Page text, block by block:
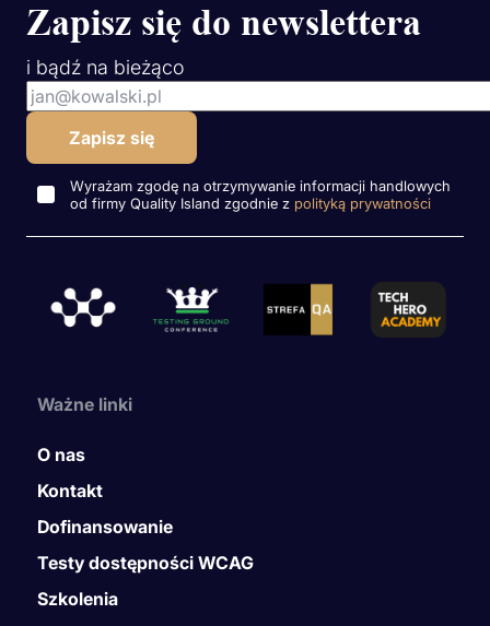
Zapisz się do newslettera
i bądź na bieżąco
Wyrażam zgodę na otrzymywanie informacji handlowych
od firmy Quality Island zgodnie z polityką prywatności
Ważne linki
O nas
Kontakt
Dofinansowanie
Testy dostępności WCAG
Szkolenia